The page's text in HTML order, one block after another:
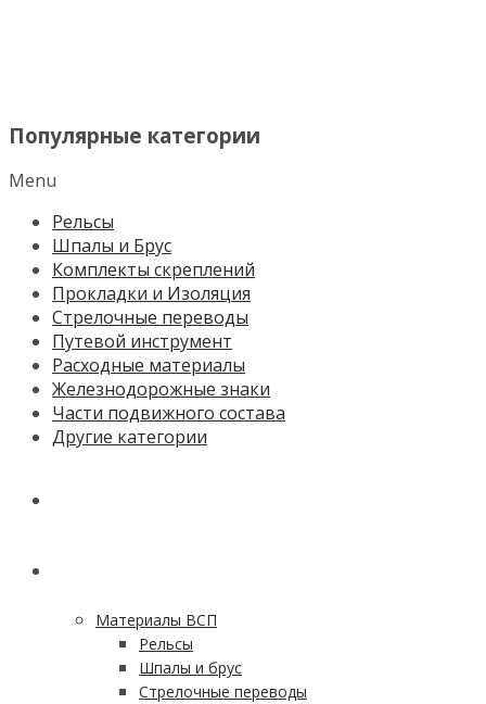
Популярные категории
Menu
Рельсы
Шпалы и Брус
Комплекты скреплений
Прокладки и Изоляция
Стрелочные переводы
Путевой инструмент
Расходные материалы
Железнодорожные знаки
Части подвижного состава
Другие категории
Материалы ВСП
Рельсы
Шпалы и брус
Стрелочные переводы